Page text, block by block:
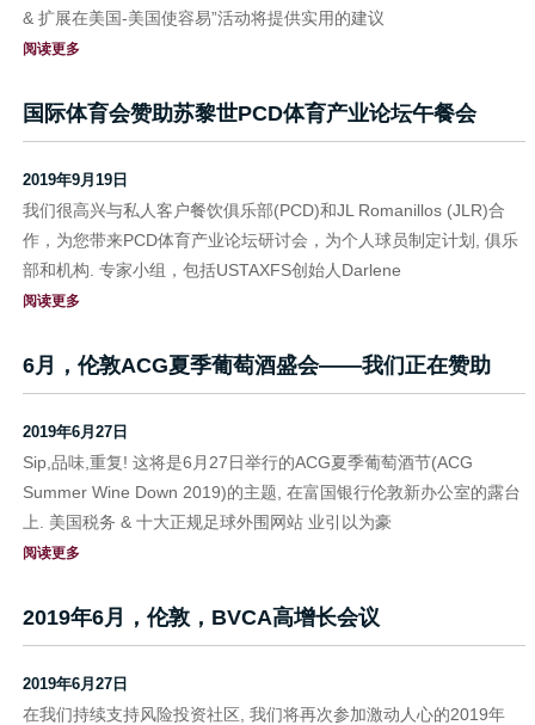
& 扩展在美国-美国使容易”活动将提供实用的建议
阅读更多
国际体育会赞助苏黎世PCD体育产业论坛午餐会
2019年9月19日
我们很高兴与私人客户餐饮俱乐部(PCD)和JL Romanillos (JLR)合
作，为您带来PCD体育产业论坛研讨会，为个人球员制定计划, 俱乐
部和机构. 专家小组，包括USTAXFS创始人Darlene
阅读更多
6月，伦敦ACG夏季葡萄酒盛会——我们正在赞助
2019年6月27日
Sip,品味,重复! 这将是6月27日举行的ACG夏季葡萄酒节(ACG
Summer Wine Down 2019)的主题, 在富国银行伦敦新办公室的露台
上. 美国税务 & 十大正规足球外围网站 业引以为豪
阅读更多
2019年6月，伦敦，BVCA高增长会议
2019年6月27日
在我们持续支持风险投资社区, 我们将再次参加激动人心的2019年